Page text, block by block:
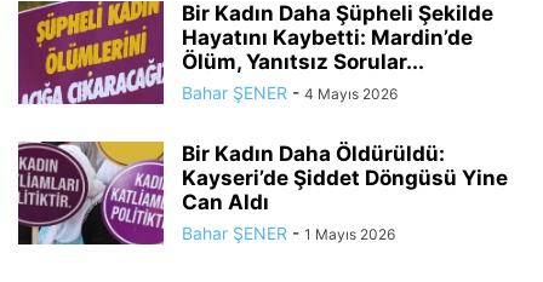
Bir Kadın Daha Şüpheli Şekilde
Hayatını Kaybetti: Mardin’de
Ölüm, Yanıtsız Sorular...
Bahar ŞENER - 4 Mayıs 2026
Bir Kadın Daha Öldürüldü:
Kayseri’de Şiddet Döngüsü Yine
Can Aldı
Bahar ŞENER - 1 Mayıs 2026